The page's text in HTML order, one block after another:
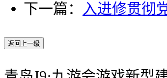
下一篇：
入进修贯彻
返回上一级